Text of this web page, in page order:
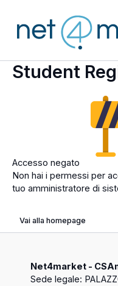
contenuto
Student
Accesso negato
Non hai i permessi per
tuo amministratore di
Vai alla homepage
Net4market -
Sede legale: